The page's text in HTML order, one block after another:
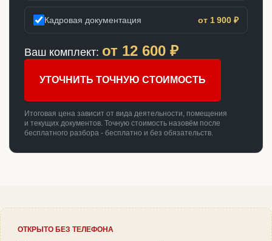
Кадровая документация от 1 900 ₽
Ваш комплект: от 12 600 ₽
УТОЧНИТЬ ТОЧНУЮ СТОИМОСТЬ
Итоговая цена зависит от вида деятельности, помещения
и текущих документов. Точную стоимость назовём после
бесплатного разбора - бесплатно и без обязательств.
ОТКРЫТО БЕЗ ТЕЛЕФОНА